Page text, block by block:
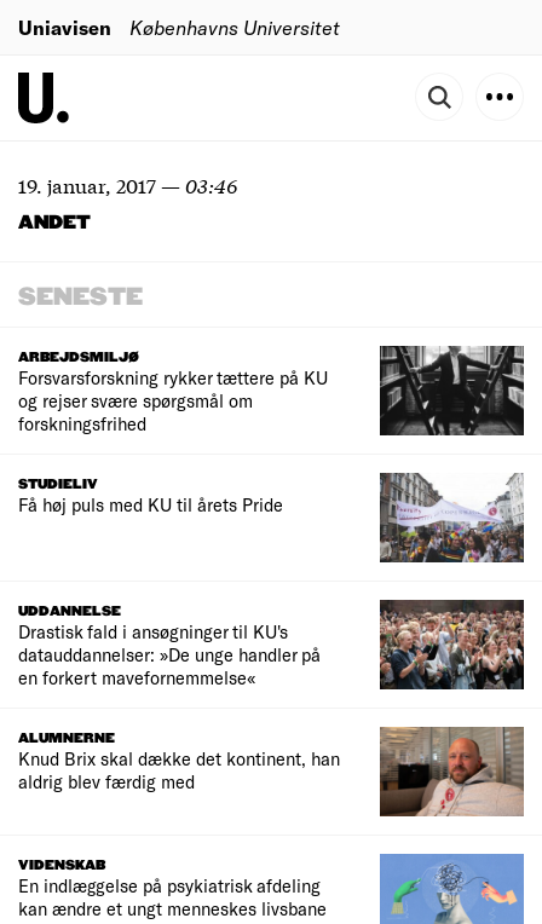
Uniavisen Københavns Universitet
19. januar, 2017—03:46
ANDET
SENESTE
ARBEJDSMILJØ
Forsvarsforskning rykker tættere på KU
og rejser svære spørgsmål om
forskningsfrihed
STUDIELIV
Få høj puls med KU til årets Pride
UDDANNELSE
Drastisk fald i ansøgninger til KU's
datauddannelser: »De unge handler på
en forkert mavefornemmelse«
ALUMNERNE
Knud Brix skal dække det kontinent, han
aldrig blev færdig med
VIDENSKAB
En indlæggelse på psykiatrisk afdeling
kan ændre et ungt menneskes livsbane